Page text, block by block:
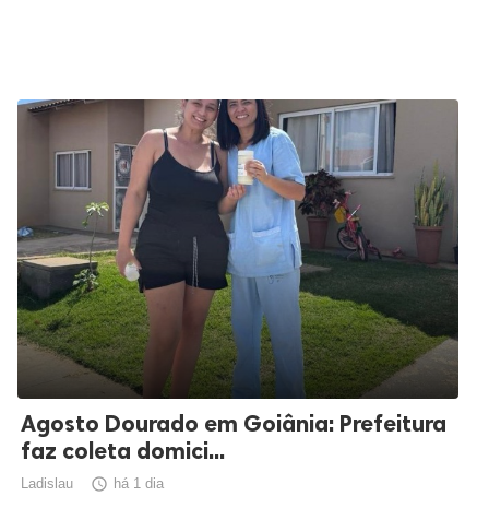
Agosto Dourado em Goiânia: Prefeitura
faz coleta domici...
Ladislau  há 1 dia